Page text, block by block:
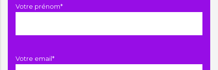
Champ
obligatoire
Votre prénom*
Champ
obligatoire
Votre email*